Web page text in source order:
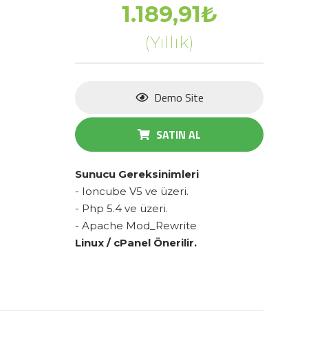
1.189,91₺
(Yıllık)
Demo Site
SATIN AL
Sunucu Gereksinimleri
- Ioncube V5 ve üzeri.
- Php 5.4 ve üzeri.
- Apache Mod_Rewrite
Linux / cPanel Önerilir.